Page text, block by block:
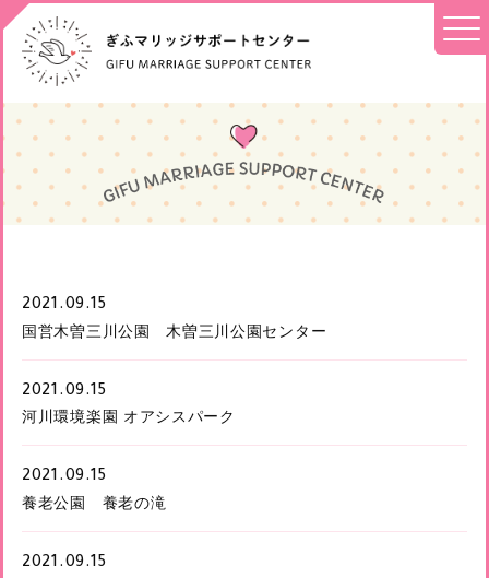
2021.09.15
国営木曽三川公園 木曽三川公園センター
2021.09.15
河川環境楽園 オアシスパーク
2021.09.15
養老公園 養老の滝
2021.09.15